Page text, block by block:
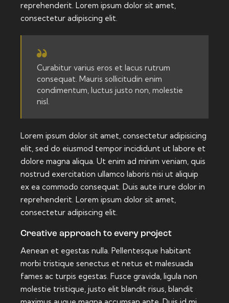
reprehenderit. Lorem ipsum dolor sit amet,
consectetur adipiscing elit.
Curabitur varius eros et lacus rutrum
consequat. Mauris sollicitudin enim
condimentum, luctus justo non, molestie
nisl.
Lorem ipsum dolor sit amet, consectetur adipisicing
elit, sed do eiusmod tempor incididunt ut labore et
dolore magna aliqua. Ut enim ad minim veniam, quis
nostrud exercitation ullamco laboris nisi ut aliquip
ex ea commodo consequat. Duis aute irure dolor in
reprehenderit. Lorem ipsum dolor sit amet,
consectetur adipiscing elit.
Creative approach to every project
Aenean et egestas nulla. Pellentesque habitant
morbi tristique senectus et netus et malesuada
fames ac turpis egestas. Fusce gravida, ligula non
molestie tristique, justo elit blandit risus, blandit